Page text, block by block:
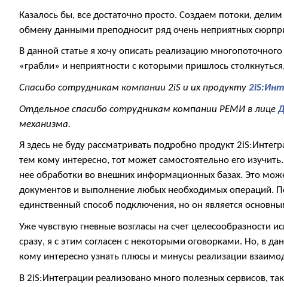
Казалось бы, все достаточно просто. Создаем потоки,
обмену данными преподносит ряд очень неприятных
В данной статье я хочу описать реализацию
«грабли» и неприятности с которыми пришлось
Спасибо сотрудникам компании 2iS и их продукту
Отдельное спасибо сотрудникам компании РЕМИ в лице
механизма.
Я здесь не буду рассматривать подробно продукт
тем кому интересно, тот может самостоятельно его
нее обработки во внешних информационных базах. Это
документов и выполнение любых необходимых операций.
единственный способ подключения, но он является
Уже чувствую гневные возгласы на счет целесообразности
сразу, я с этим согласен с некоторыми оговорками. Но, в
кому интересно узнать плюсы и минусы реализации
В 2iS:Интеграции реализовано много полезных сервисов,